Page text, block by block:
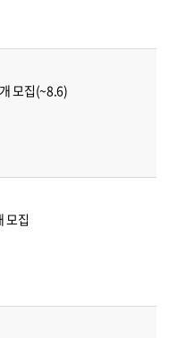
모집(~8.6)
모집